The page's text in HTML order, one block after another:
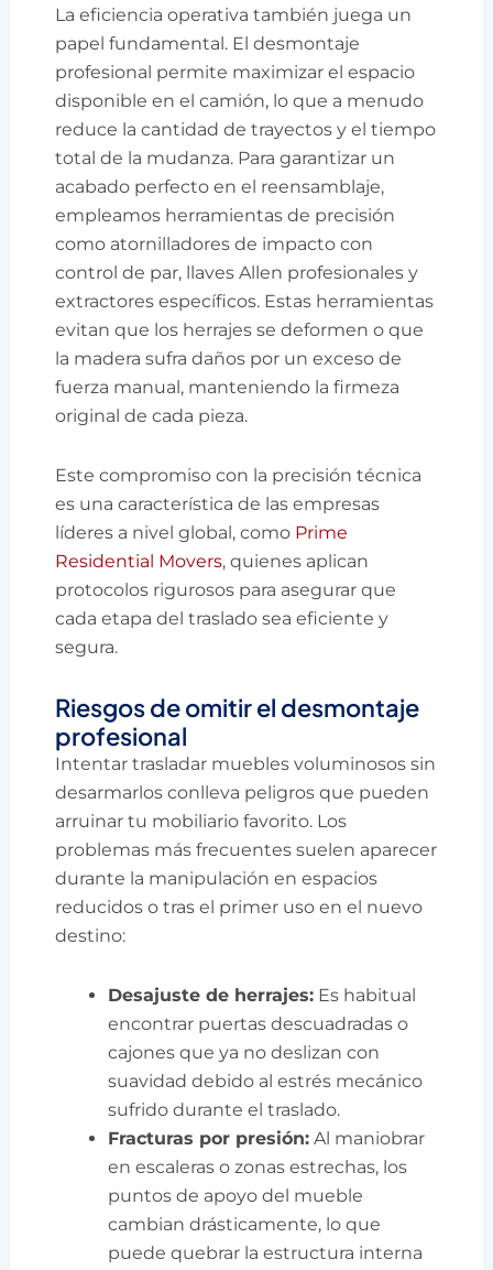
La eficiencia operativa también juega un
papel fundamental. El desmontaje
profesional permite maximizar el espacio
disponible en el camión, lo que a menudo
reduce la cantidad de trayectos y el tiempo
total de la mudanza. Para garantizar un
acabado perfecto en el reensamblaje,
empleamos herramientas de precisión
como atornilladores de impacto con
control de par, llaves Allen profesionales y
extractores específicos. Estas herramientas
evitan que los herrajes se deformen o que
la madera sufra daños por un exceso de
fuerza manual, manteniendo la firmeza
original de cada pieza.
Este compromiso con la precisión técnica
es una característica de las empresas
líderes a nivel global, como Prime
Residential Movers, quienes aplican
protocolos rigurosos para asegurar que
cada etapa del traslado sea eficiente y
segura.
Riesgos de omitir el desmontaje
profesional
Intentar trasladar muebles voluminosos sin
desarmarlos conlleva peligros que pueden
arruinar tu mobiliario favorito. Los
problemas más frecuentes suelen aparecer
durante la manipulación en espacios
reducidos o tras el primer uso en el nuevo
destino:
Desajuste de herrajes: Es habitual
encontrar puertas descuadradas o
cajones que ya no deslizan con
suavidad debido al estrés mecánico
sufrido durante el traslado.
Fracturas por presión: Al maniobrar
en escaleras o zonas estrechas, los
puntos de apoyo del mueble
cambian drásticamente, lo que
puede quebrar la estructura interna